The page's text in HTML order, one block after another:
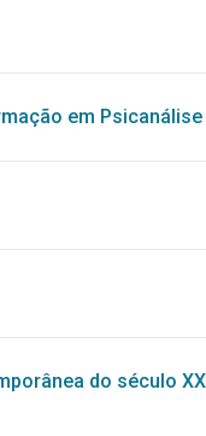
em Psicanálise
do século